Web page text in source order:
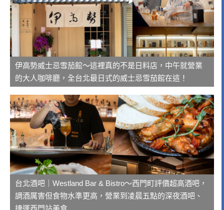
伊高勢威士忌雪茄館～這裡真的不是日料店，中午就營業
的大人咖啡廳，全台北最日式的威士忌雪茄館在這！
台北酒吧｜Westland Bar & Bistro～西門町評價超高酒吧，
調酒厲害但食物水準更高，營業到凌晨五點的深夜酒吧、
捷運西門站美食